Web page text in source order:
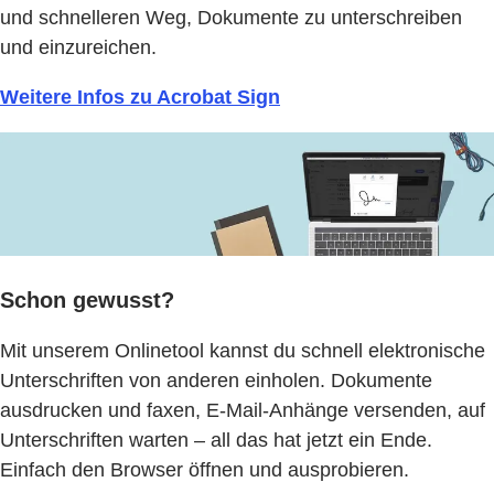
und schnelleren Weg, Dokumente zu unterschreiben
und einzureichen.
Weitere Infos zu Acrobat Sign
Schon gewusst?
Mit unserem Onlinetool kannst du schnell elektronische
Unterschriften von anderen einholen. Dokumente
ausdrucken und faxen, E-Mail-Anhänge versenden, auf
Unterschriften warten – all das hat jetzt ein Ende.
Einfach den Browser öffnen und ausprobieren.